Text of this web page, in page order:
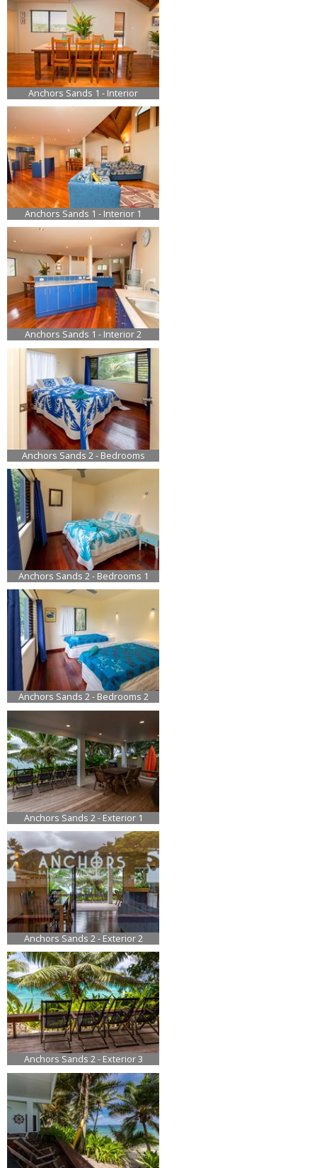
Anchors Sands 1 - Interior
Anchors Sands 1 - Interior 1
Anchors Sands 1 - Interior 2
Anchors Sands 2 - Bedrooms
Anchors Sands 2 - Bedrooms 1
Anchors Sands 2 - Bedrooms 2
Anchors Sands 2 - Exterior 1
Anchors Sands 2 - Exterior 2
Anchors Sands 2 - Exterior 3